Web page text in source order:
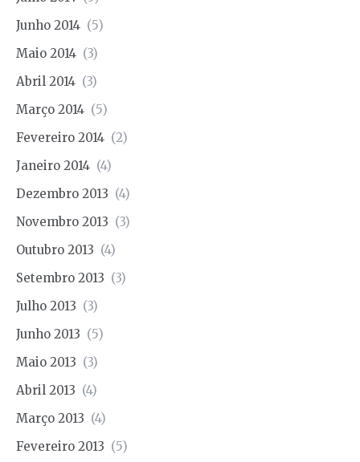
Junho 2014 (5)
Maio 2014 (3)
Abril 2014 (3)
Março 2014 (5)
Fevereiro 2014 (2)
Janeiro 2014 (4)
Dezembro 2013 (4)
Novembro 2013 (3)
Outubro 2013 (4)
Setembro 2013 (3)
Julho 2013 (3)
Junho 2013 (5)
Maio 2013 (3)
Abril 2013 (4)
Março 2013 (4)
Fevereiro 2013 (5)